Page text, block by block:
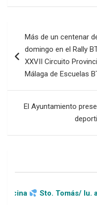
entradas
Más de un centenar
domingo en el Rally
XXVII Circuito
Málaga de Escuelas
El Ayuntamiento
Tomás/ lu. a vi. (13-